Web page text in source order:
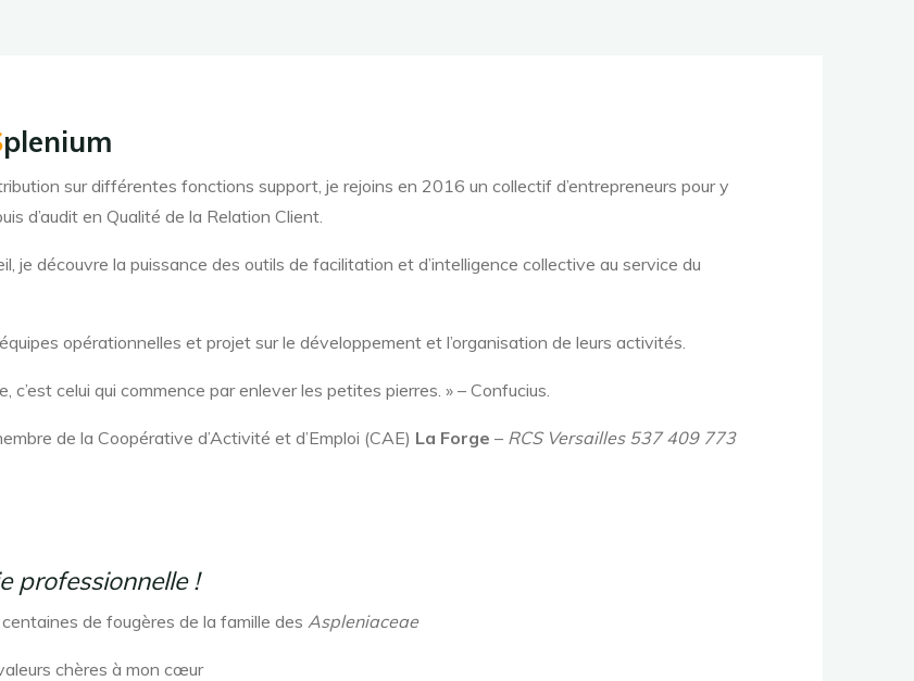
plenium
sur différentes fonctions support, je rejoins en 2016 un collectif d’entrepreneurs pour y
d’audit en Qualité de la Relation Client.
je découvre la puissance des outils de facilitation et d’intelligence collective au service du
opérationnelles et projet sur le développement et l’organisation de leurs activités.
celui qui commence par enlever les petites pierres. » – Confucius.
de la Coopérative d’Activité et d’Emploi (CAE) La Forge – RCS Versailles 537 409 773
professionnelle !
de fougères de la famille des Aspleniaceae
chères à mon cœur